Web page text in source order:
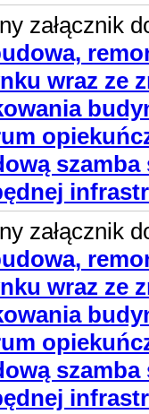
załącznik
wraz ze
szamba
załącznik
wraz ze
szamba